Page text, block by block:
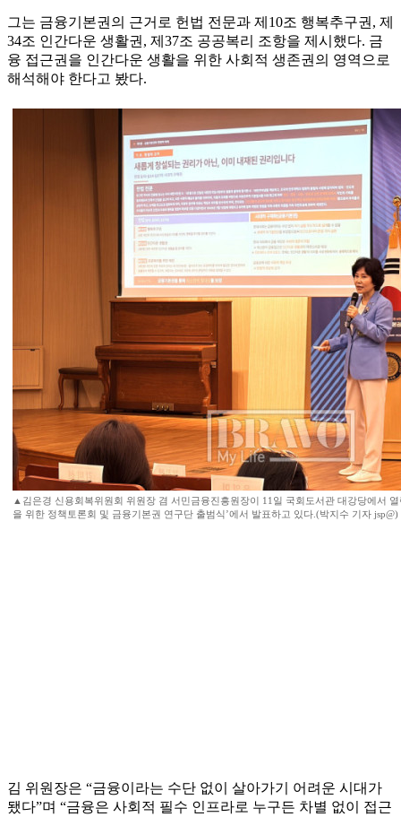
그는 금융기본권의 근거로 헌법 전문과 제10조 행복추구권, 제
34조 인간다운 생활권, 제37조 공공복리 조항을 제시했다. 금
융 접근권을 인간다운 생활을 위한 사회적 생존권의 영역으로
해석해야 한다고 봤다.
▲김은경 신용회복위원회 위원장 겸 서민금융진흥원장이 11일 국회도서관 대강당에서
을 위한 정책토론회 및 금융기본권 연구단 출범식’에서 발표하고 있다.(박지수 기자 jsp@)
김 위원장은 “금융이라는 수단 없이 살아가기 어려운 시대가
됐다”며 “금융은 사회적 필수 인프라로 누구든 차별 없이 접근